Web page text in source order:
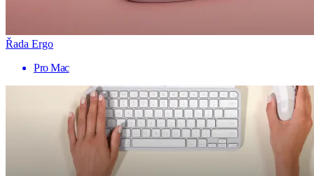
Řada Ergo
Pro Mac